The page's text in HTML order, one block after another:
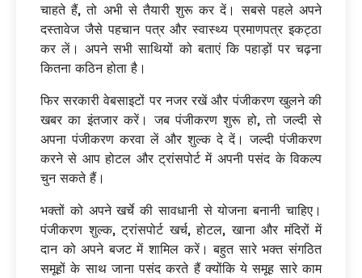
चाहते हैं, तो अभी से तैयारी शुरू कर दें। सबसे पहले अपने
दस्तावेज जैसे पहचान पत्र और स्वास्थ्य प्रमाणपत्र इकट्ठा
कर लें। अपने सभी साथियों को बताएं कि पहाड़ों पर चढ़ना
कितना कठिन होता है।
फिर सरकारी वेबसाइटों पर नजर रखें और पंजीकरण खुलने की
खबर का इंतजार करें। जब पंजीकरण शुरू हो, तो जल्दी से
अपना पंजीकरण करवा लें और शुल्क दे दें। जल्दी पंजीकरण
करने से आप होटल और ट्रांसपोर्ट में अपनी पसंद के विकल्प
चुन सकते हैं।
भक्तों को अपने खर्चे की सावधानी से योजना बनानी चाहिए।
पंजीकरण शुल्क, ट्रांसपोर्ट खर्च, होटल, खाना और मंदिरों में
दान को अपने बजट में शामिल करें। बहुत सारे भक्त संगठित
समूहों के साथ जाना पसंद करते हैं क्योंकि ये समूह सारे काम